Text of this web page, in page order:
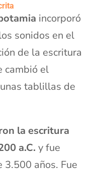
incorporó
sonidos en el
de la escritura
cambió el
tablillas de
la escritura
a.C. y fue
3.500 años. Fue